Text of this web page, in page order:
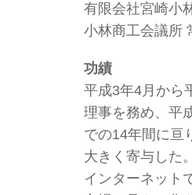
有限会社宮崎小
小林商工会議所
功績
平成3年4月から
理事を務め、平
での14年間に亘
大きく寄与した
インターネット